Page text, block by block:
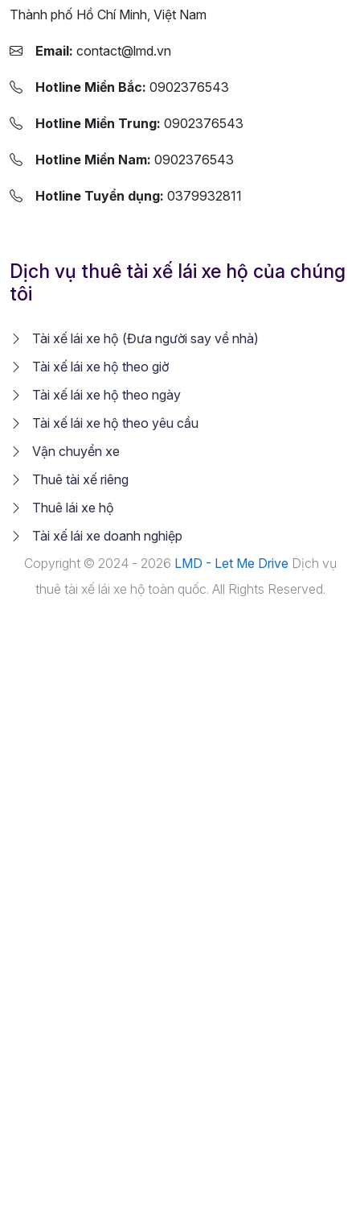
Thành phố Hồ Chí Minh, Việt Nam
Email: contact@lmd.vn
Hotline Miền Bắc: 0902376543
Hotline Miền Trung: 0902376543
Hotline Miền Nam: 0902376543
Hotline Tuyển dụng: 0379932811
Dịch vụ thuê tài xế lái xe hộ của chúng
tôi
Tài xế lái xe hộ (Đưa người say về nhà)
Tài xế lái xe hộ theo giờ
Tài xế lái xe hộ theo ngày
Tài xế lái xe hộ theo yêu cầu
Vận chuyển xe
Thuê tài xế riêng
Thuê lái xe hộ
Tài xế lái xe doanh nghiệp
Copyright © 2024 - 2026 LMD - Let Me Drive Dịch vụ
thuê tài xế lái xe hộ toàn quốc. All Rights Reserved.